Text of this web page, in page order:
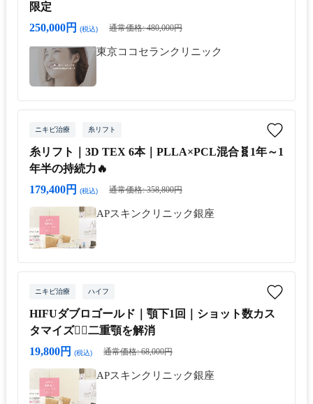
限定
250,000円
(税込) 通常価格: 480,000円
東京ココセランクリニック
ニキビ治療 糸リフト
糸リフト｜3D TEX 6本｜PLLA×PCL混合🧬1年～1
年半の持続力🔥
179,400円
(税込) 通常価格: 358,800円
APスキンクリニック銀座
ニキビ治療 ハイフ
HIFUダブロゴールド｜顎下1回｜ショット数カス
タマイズ👩‍⚕️二重顎を解消
19,800円
(税込) 通常価格: 68,000円
APスキンクリニック銀座